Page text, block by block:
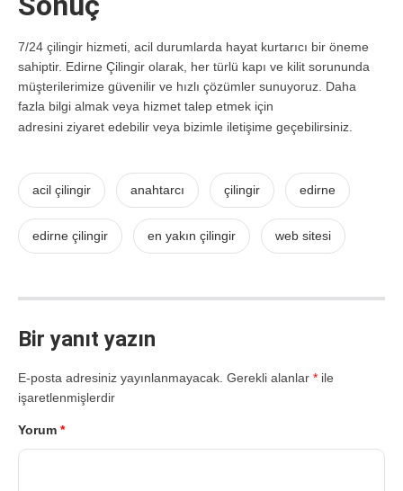
7/24 çilingir hizmeti, acil durumlarda hayat kurtarıcı bir öneme
sahiptir. Edirne Çilingir olarak, her türlü kapı ve kilit sorununda
müşterilerimize güvenilir ve hızlı çözümler sunuyoruz. Daha
fazla bilgi almak veya hizmet talep etmek için
adresini ziyaret edebilir veya bizimle iletişime geçebilirsiniz.
acil çilingir anahtarcı çilingir edirne
edirne çilingir en yakın çilingir web sitesi
Bir yanıt yazın
E-posta adresiniz yayınlanmayacak. Gerekli alanlar * ile
işaretlenmişlerdir
Yorum *